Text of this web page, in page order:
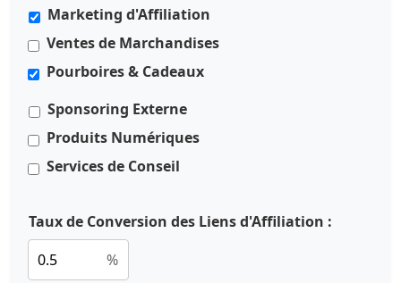
Marketing d'Affiliation
Ventes de Marchandises
Pourboires & Cadeaux
Sponsoring Externe
Produits Numériques
Services de Conseil
Taux de Conversion des Liens d'Affiliation :
%